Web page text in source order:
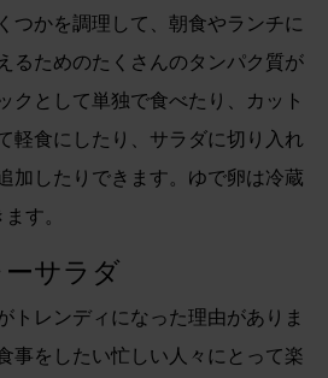
つかを調理して、朝食やランチに
るためのたくさんのタンパク質が
クとして単独で食べたり、カット
軽食にしたり、サラダに切り入れ
加したりできます。ゆで卵は冷蔵
す。
サラダ
トレンディになった理由がありま
事をしたい忙しい人々にとって楽